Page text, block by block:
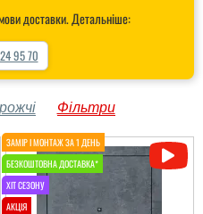
доставки. Детальніше:
95 70
Фільтри